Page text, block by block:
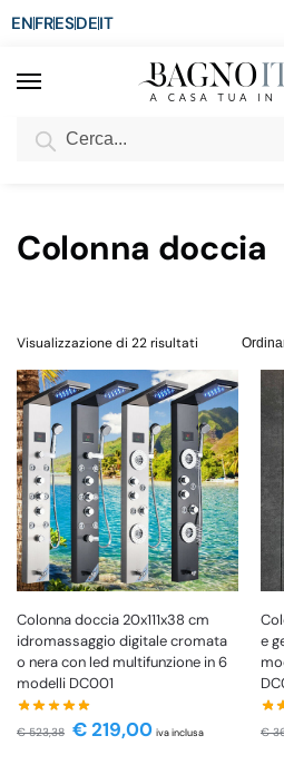
ENFRESDEIT
SCONTO del 3%
Colonna doccia
Visualizzazione di 22 risultati
Colonna doccia 20x111x38 cm
idromassaggio digitale cromata
o nera con led multifunzione in 6
modelli DC001
€523,38 €219,00 iva inclusa
e
€